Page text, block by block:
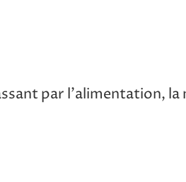
par l’alimentation,